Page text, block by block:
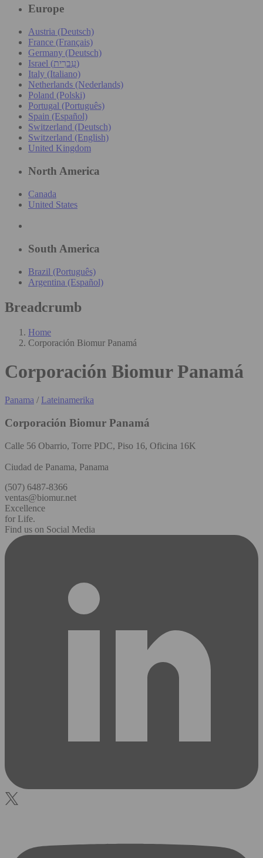
Europe
Austria (Deutsch)
France (Français)
Germany (Deutsch)
Israel (עִברִית)
Italy (Italiano)
Netherlands (Nederlands)
Poland (Polski)
Portugal (Português)
Spain (Español)
Switzerland (Deutsch)
Switzerland (English)
United Kingdom
North America
Canada
United States
South America
Brazil (Português)
Argentina (Español)
Breadcrumb
Home
Corporación Biomur Panamá
Corporación Biomur Panamá
Panama / Lateinamerika
Corporación Biomur Panamá
Calle 56 Obarrio, Torre PDC, Piso 16, Oficina 16K
Ciudad de Panama, Panama
(507) 6487-8366
ventas@biomur.net
Excellence
for Life.
Find us on Social Media